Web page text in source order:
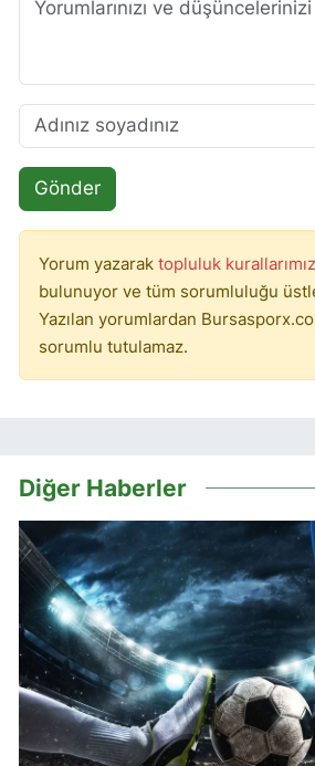
Gönder
Yorum yazarak topluluk
bulunuyor ve tüm sorumluluğu
Yazılan yorumlardan
sorumlu tutulamaz.
Diğer Haberler